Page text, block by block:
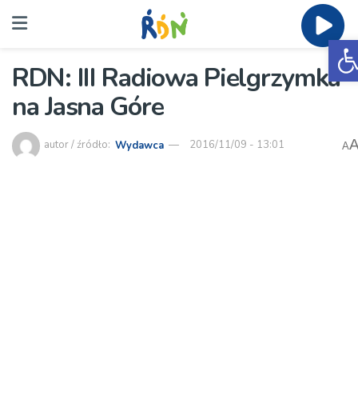
RDN: III Radiowa Pielgrzymka
na Jasna Góre
autor / źródło: Wydawca 2016/11/09 - 13:01 A